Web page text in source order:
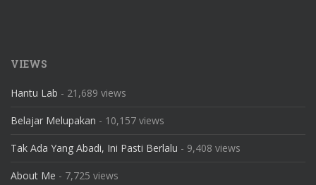
VIEWS
Hantu Lab - 21,689 views
Belajar Melupakan - 10,157 views
Tak Ada Yang Abadi, Ini Pasti Berlalu - 9,408 views
About Me - 7,725 views